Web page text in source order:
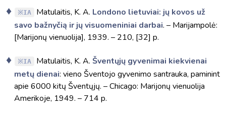
IA Matulaitis, K. A. Londono lietuviai: jų kovos už
savo bažnyčią ir jų visuomeniniai darbai. – Marijampolė:
[Marijonų vienuolija], 1939. – 210, [32] p.
IA Matulaitis, K. A. Šventųjų gyvenimai kiekvienai
metų dienai: vieno Šventojo gyvenimo santrauka, paminint
apie 6000 kitų Šventųjų. – Chicago: Marijonų vienuolija
Amerikoje, 1949. – 714 p.